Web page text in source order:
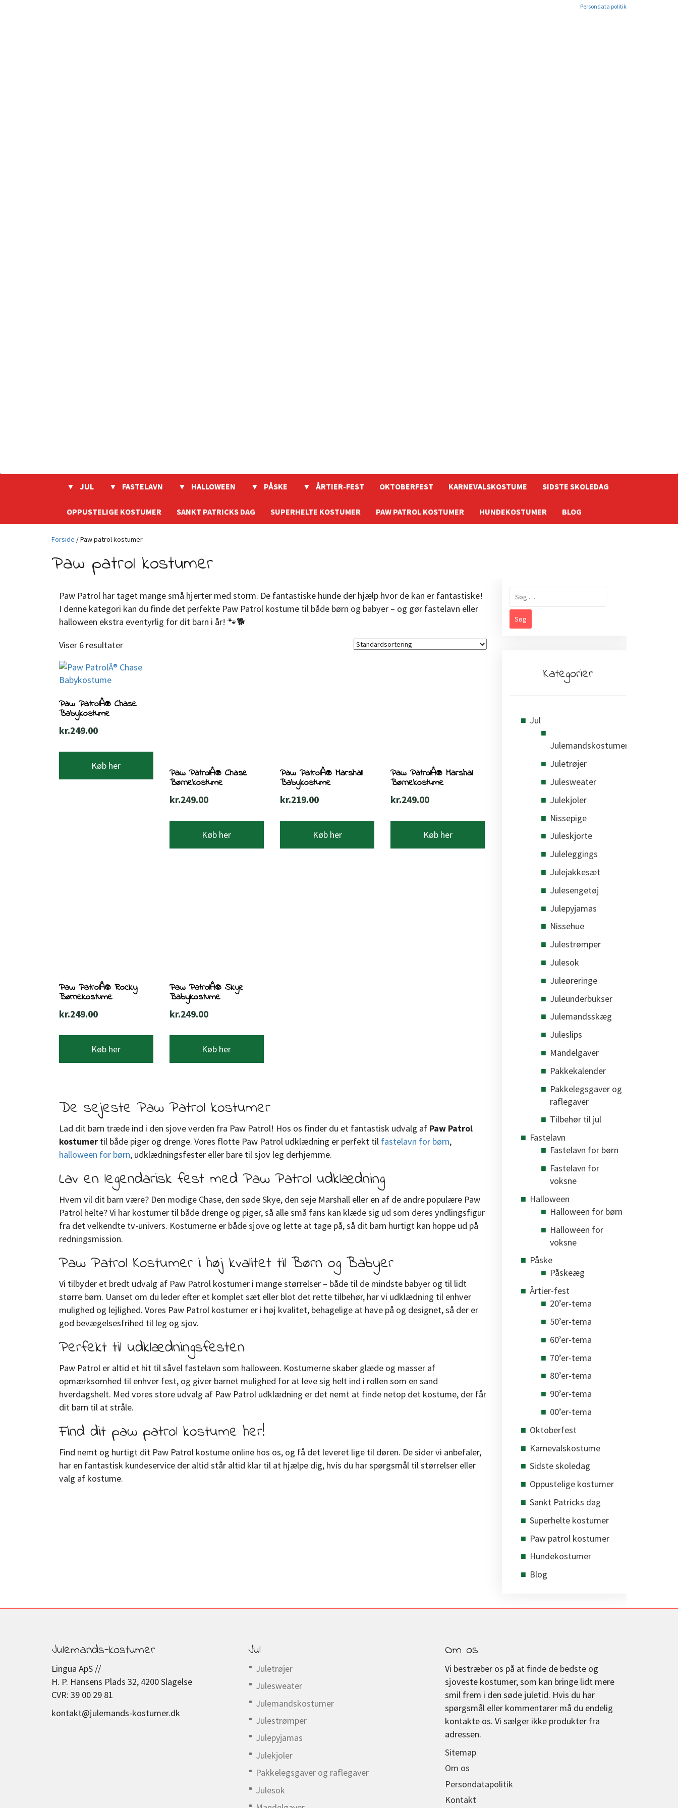
Persondata politik
JUL FASTELAVN HALLOWEEN PÅSKE ÅRTIER-FEST OKTOBERFEST KARNEVALSKOSTUME SIDSTE SKOLEDAG
OPPUSTELIGE KOSTUMER SANKT PATRICKS DAG SUPERHELTE KOSTUMER PAW PATROL KOSTUMER HUNDEKOSTUMER BLOG
Forside / Paw patrol kostumer
Paw patrol kostumer
Paw Patrol har taget mange små hjerter med storm. De fantastiske hunde der hjælp hvor de kan er fantastiske!
I denne kategori kan du finde det perfekte Paw Patrol kostume til både børn og babyer – og gør fastelavn eller
halloween ekstra eventyrlig for dit barn i år! 🐾🐕
Viser 6 resultater
Paw PatrolÂ® Chase
Babykostume
kr.249.00
Køb her
Paw PatrolÂ® Chase
Børnekostume
kr.249.00
Køb her
Paw PatrolÂ® Marshall
Babykostume
kr.219.00
Køb her
Paw PatrolÂ® Marshall
Børnekostume
kr.249.00
Køb her
Paw PatrolÂ® Rocky
Børnekostume
kr.249.00
Køb her
Paw PatrolÂ® Skye
Babykostume
kr.249.00
Køb her
De sejeste Paw Patrol kostumer
Lad dit barn træde ind i den sjove verden fra Paw Patrol! Hos os finder du et fantastisk udvalg af Paw Patrol
kostumer til både piger og drenge. Vores flotte Paw Patrol udklædning er perfekt til fastelavn for børn,
halloween for børn, udklædningsfester eller bare til sjov leg derhjemme.
Lav en legendarisk fest med Paw Patrol udklædning
Hvem vil dit barn være? Den modige Chase, den søde Skye, den seje Marshall eller en af de andre populære Paw
Patrol helte? Vi har kostumer til både drenge og piger, så alle små fans kan klæde sig ud som deres yndlingsfigur
fra det velkendte tv-univers. Kostumerne er både sjove og lette at tage på, så dit barn hurtigt kan hoppe ud på
redningsmission.
Paw Patrol Kostumer i høj kvalitet til Børn og Babyer
Vi tilbyder et bredt udvalg af Paw Patrol kostumer i mange størrelser – både til de mindste babyer og til lidt
større børn. Uanset om du leder efter et komplet sæt eller blot det rette tilbehør, har vi udklædning til enhver
mulighed og lejlighed. Vores Paw Patrol kostumer er i høj kvalitet, behagelige at have på og designet, så der er
god bevægelsesfrihed til leg og sjov.
Perfekt til udklædningsfesten
Paw Patrol er altid et hit til såvel fastelavn som halloween. Kostumerne skaber glæde og masser af
opmærksomhed til enhver fest, og giver barnet mulighed for at leve sig helt ind i rollen som en sand
hverdagshelt. Med vores store udvalg af Paw Patrol udklædning er det nemt at finde netop det kostume, der får
dit barn til at stråle.
Find dit paw patrol kostume her!
Find nemt og hurtigt dit Paw Patrol kostume online hos os, og få det leveret lige til døren. De sider vi anbefaler,
har en fantastisk kundeservice der altid står altid klar til at hjælpe dig, hvis du har spørgsmål til størrelser eller
valg af kostume.
efter:
Kategorier
Jul
Julemandskostumer
Juletrøjer
Julesweater
Julekjoler
Nissepige
Juleskjorte
Juleleggings
Julejakkesæt
Julesengetøj
Julepyjamas
Nissehue
Julestrømper
Julesok
Juleøreringe
Juleunderbukser
Julemandsskæg
Juleslips
Mandelgaver
Pakkekalender
Pakkelegsgaver og
raflegaver
Tilbehør til jul
Fastelavn
Fastelavn for børn
Fastelavn for
voksne
Halloween
Halloween for børn
Halloween for
voksne
Påske
Påskeæg
Årtier-fest
20’er-tema
50’er-tema
60’er-tema
70’er-tema
80’er-tema
90’er-tema
00’er-tema
Oktoberfest
Karnevalskostume
Sidste skoledag
Oppustelige kostumer
Sankt Patricks dag
Superhelte kostumer
Paw patrol kostumer
Hundekostumer
Blog
Julemands-kostumer
Lingua ApS //
H. P. Hansens Plads 32, 4200 Slagelse
CVR: 39 00 29 81
kontakt@julemands-kostumer.dk
Jul
Juletrøjer
Julesweater
Julemandskostumer
Julestrømper
Julepyjamas
Julekjoler
Pakkelegsgaver og raflegaver
Julesok
Om os
Vi bestræber os på at finde de bedste og
sjoveste kostumer, som kan bringe lidt mere
smil frem i den søde juletid. Hvis du har
spørgsmål eller kommentarer må du endelig
kontakte os. Vi sælger ikke produkter fra
adressen.
Sitemap
Om os
Persondatapolitik
Kontakt